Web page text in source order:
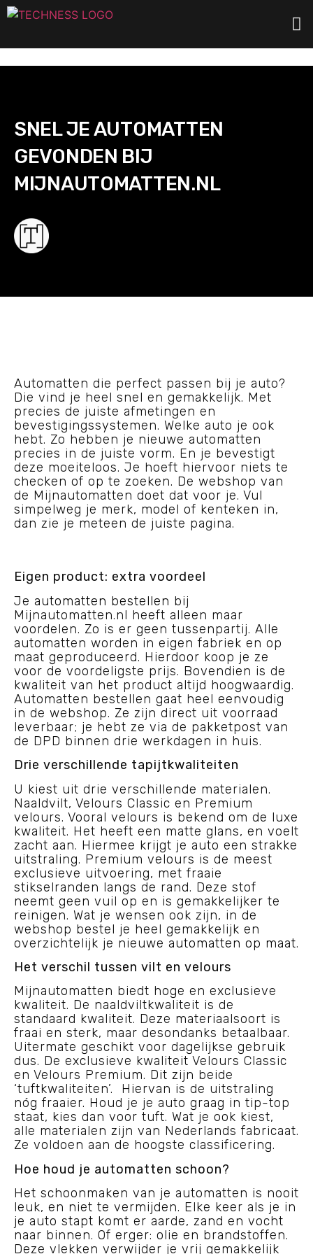
...
SNEL JE AUTOMATTEN
GEVONDEN BIJ
MIJNAUTOMATTEN.NL
Automatten die perfect passen bij je auto?
Die vind je heel snel en gemakkelijk. Met
precies de juiste afmetingen en
bevestigingssystemen. Welke auto je ook
hebt. Zo hebben je nieuwe automatten
precies in de juiste vorm. En je bevestigt
deze moeiteloos. Je hoeft hiervoor niets te
checken of op te zoeken. De webshop van
de Mijnautomatten doet dat voor je. Vul
simpelweg je merk, model of kenteken in,
dan zie je meteen de juiste pagina.
Eigen product: extra voordeel
Je automatten bestellen bij
Mijnautomatten.nl heeft alleen maar
voordelen. Zo is er geen tussenpartij. Alle
automatten worden in eigen fabriek en op
maat geproduceerd. Hierdoor koop je ze
voor de voordeligste prijs. Bovendien is de
kwaliteit van het product altijd hoogwaardig.
Automatten bestellen gaat heel eenvoudig
in de webshop. Ze zijn direct uit voorraad
leverbaar; je hebt ze via de pakketpost van
de DPD binnen drie werkdagen in huis.
Drie verschillende tapijtkwaliteiten
U kiest uit drie verschillende materialen.
Naaldvilt, Velours Classic en Premium
velours. Vooral velours is bekend om de luxe
kwaliteit. Het heeft een matte glans, en voelt
zacht aan. Hiermee krijgt je auto een strakke
uitstraling. Premium velours is de meest
exclusieve uitvoering, met fraaie
stikselranden langs de rand. Deze stof
neemt geen vuil op en is gemakkelijker te
reinigen. Wat je wensen ook zijn, in de
webshop bestel je heel gemakkelijk en
overzichtelijk je nieuwe automatten op maat.
Het verschil tussen vilt en velours
Mijnautomatten biedt hoge en exclusieve
kwaliteit. De naaldviltkwaliteit is de
standaard kwaliteit. Deze materiaalsoort is
fraai en sterk, maar desondanks betaalbaar.
Uitermate geschikt voor dagelijkse gebruik
dus. De exclusieve kwaliteit Velours Classic
en Velours Premium. Dit zijn beide
‘tuftkwaliteiten’. Hiervan is de uitstraling
nóg fraaier. Houd je je auto graag in tip-top
staat, kies dan voor tuft. Wat je ook kiest,
alle materialen zijn van Nederlands fabricaat.
Ze voldoen aan de hoogste classificering.
Hoe houd je automatten schoon?
Het schoonmaken van je automatten is nooit
leuk, en niet te vermijden. Elke keer als je in
je auto stapt komt er aarde, zand en vocht
naar binnen. Of erger: olie en brandstoffen.
Deze vlekken verwijder je vrij gemakkelijk